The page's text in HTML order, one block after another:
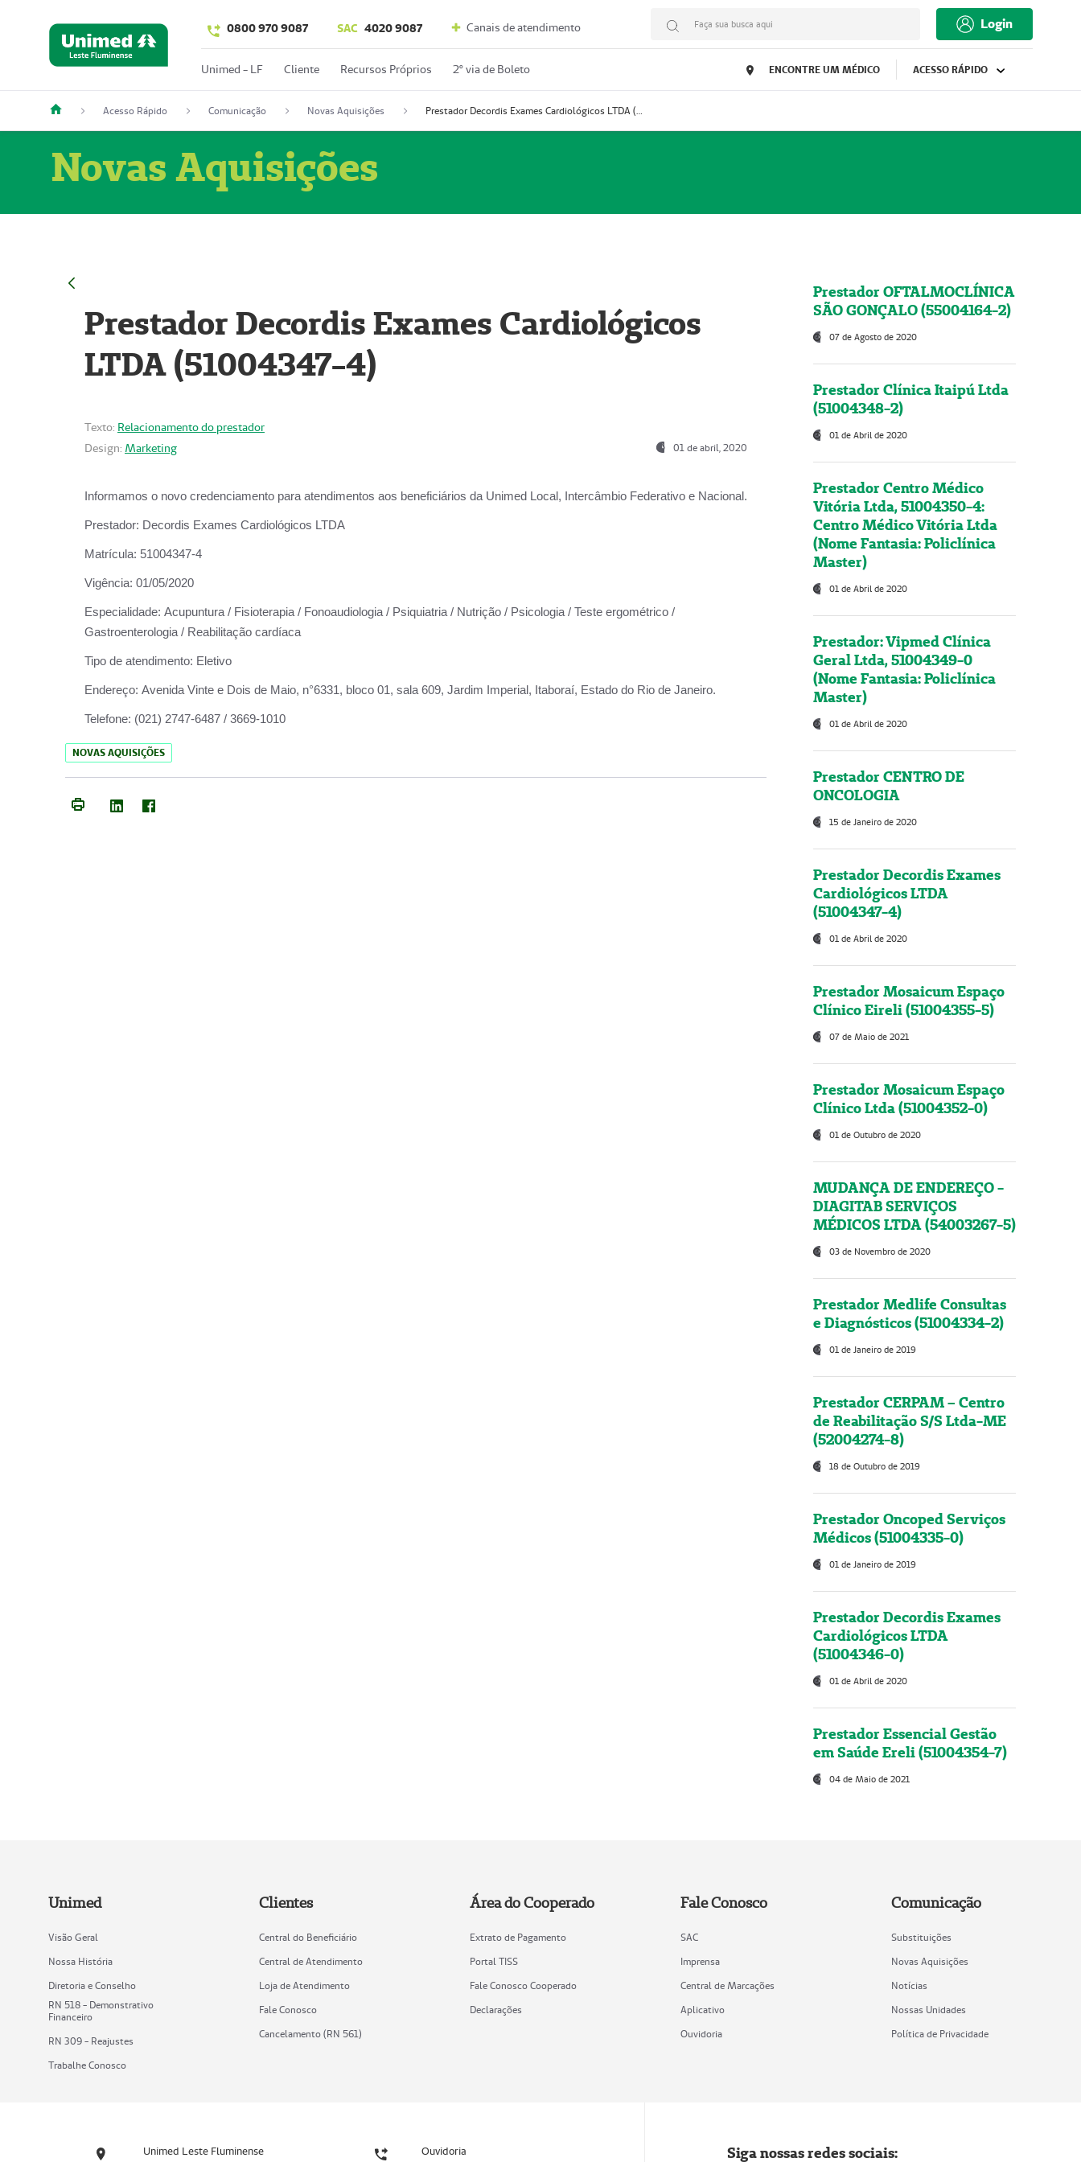
0800 970 9087 SAC 4020 9087 Canais de atendimento Faça sua busca aqui Login
Unimed - LF Cliente Recursos Próprios 2º via de Boleto ENCONTRE UM MÉDICO ACESSO RÁPIDO
Acesso Rápido Comunicação Novas Aquisições Prestador Decordis Exames Cardiológicos LTDA (51004347-4)
Novas Aquisições
Prestador Decordis Exames Cardiológicos
LTDA (51004347-4)
Texto: Relacionamento do prestador
Design: Marketing 01 de abril, 2020
Informamos o novo credenciamento para atendimentos aos beneficiários da Unimed Local, Intercâmbio Federativo e Nacional.
Prestador: Decordis Exames Cardiológicos LTDA
Matrícula: 51004347-4
Vigência: 01/05/2020
Especialidade: Acupuntura / Fisioterapia / Fonoaudiologia / Psiquiatria / Nutrição / Psicologia / Teste ergométrico /
Gastroenterologia / Reabilitação cardíaca
Tipo de atendimento: Eletivo
Endereço: Avenida Vinte e Dois de Maio, n°6331, bloco 01, sala 609, Jardim Imperial, Itaboraí, Estado do Rio de Janeiro.
Telefone: (021) 2747-6487 / 3669-1010
NOVAS AQUISIÇÕES
Prestador OFTALMOCLÍNICA
SÃO GONÇALO (55004164-2)
07 de Agosto de 2020
Prestador Clínica Itaipú Ltda
(51004348-2)
01 de Abril de 2020
Prestador Centro Médico
Vitória Ltda, 51004350-4:
Centro Médico Vitória Ltda
(Nome Fantasia: Policlínica
Master)
01 de Abril de 2020
Prestador: Vipmed Clínica
Geral Ltda, 51004349-0
(Nome Fantasia: Policlínica
Master)
01 de Abril de 2020
Prestador CENTRO DE
ONCOLOGIA
15 de Janeiro de 2020
Prestador Decordis Exames
Cardiológicos LTDA
(51004347-4)
01 de Abril de 2020
Prestador Mosaicum Espaço
Clínico Eireli (51004355-5)
07 de Maio de 2021
Prestador Mosaicum Espaço
Clínico Ltda (51004352-0)
01 de Outubro de 2020
MUDANÇA DE ENDEREÇO -
DIAGITAB SERVIÇOS
MÉDICOS LTDA (54003267-5)
03 de Novembro de 2020
Prestador Medlife Consultas
e Diagnósticos (51004334-2)
01 de Janeiro de 2019
Prestador CERPAM – Centro
de Reabilitação S/S Ltda-ME
(52004274-8)
18 de Outubro de 2019
Prestador Oncoped Serviços
Médicos (51004335-0)
01 de Janeiro de 2019
Prestador Decordis Exames
Cardiológicos LTDA
(51004346-0)
01 de Abril de 2020
Prestador Essencial Gestão
em Saúde Ereli (51004354-7)
04 de Maio de 2021
Unimed
Visão Geral
Nossa História
Diretoria e Conselho
RN 518 - Demonstrativo
Financeiro
RN 309 - Reajustes
Trabalhe Conosco
Clientes
Central do Beneficiário
Central de Atendimento
Loja de Atendimento
Fale Conosco
Cancelamento (RN 561)
Área do Cooperado
Extrato de Pagamento
Portal TISS
Fale Conosco Cooperado
Declarações
Fale Conosco
SAC
Imprensa
Central de Marcações
Aplicativo
Ouvidoria
Comunicação
Substituições
Novas Aquisições
Notícias
Nossas Unidades
Política de Privacidade
Unimed Leste Fluminense Ouvidoria Siga nossas redes sociais: